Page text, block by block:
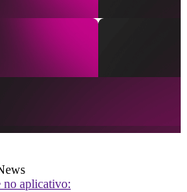
no aplicativo: